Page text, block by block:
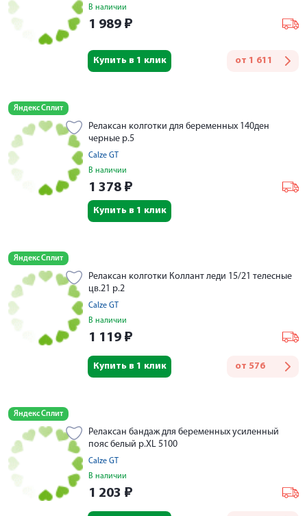
В наличии
1 989 ₽
от 1 611
Купить в 1 клик
Яндекс Сплит
Релаксан колготки для беременных 140ден
черные р.5
Calze GT
В наличии
1 378 ₽
Купить в 1 клик
Яндекс Сплит
Релаксан колготки Коллант леди 15/21 телесные
цв.21 р.2
Calze GT
В наличии
1 119 ₽
от 576
Купить в 1 клик
Яндекс Сплит
Релаксан бандаж для беременных усиленный
пояс белый р.XL 5100
Calze GT
В наличии
1 203 ₽